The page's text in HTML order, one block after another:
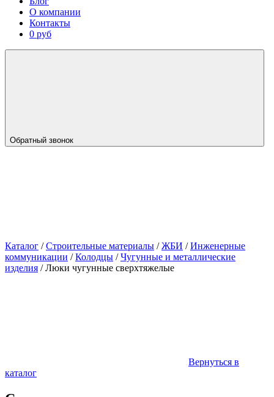
О компании
Контакты
0 руб
Обратный звонок
Каталог /Строительные материалы /ЖБИ /Инженерные
коммуникации /Колодцы /Чугунные и металлические
изделия /Люки чугунные сверхтяжелые
Вернуться в
каталог